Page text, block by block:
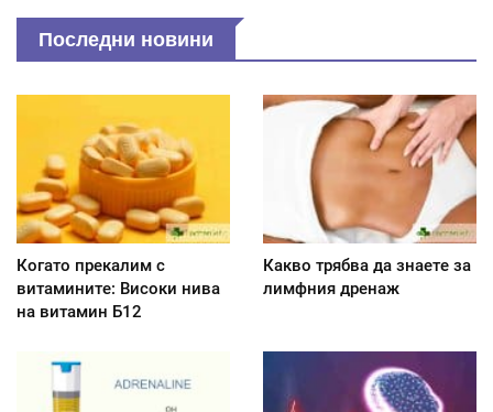
Последни новини
Когато прекалим с
витамините: Високи нива
на витамин Б12
Какво трябва да знаете за
лимфния дренаж